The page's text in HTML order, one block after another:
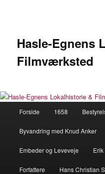
Hasle-Egnens
Filmværksted
Forside 1658
Byvandring med Knud Anker
Embeder og Leveveje
Forfattere Hans Christian